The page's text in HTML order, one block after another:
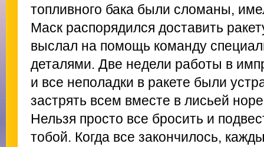
топливного бака были сломаны,
Маск распорядился доставить
выслал на помощь команду
деталями. Две недели работы в
и все неполадки в ракете были
застрять всем вместе в лисьей
Нельзя просто все бросить и
тобой. Когда все закончилось,